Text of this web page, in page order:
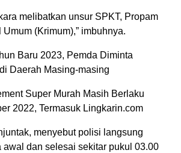
melibatkan unsur SPKT, Propam
(Krimum),” imbuhnya.
Baru 2023, Pemda Diminta
Daerah Masing-masing
Super Murah Masih Berlaku
2022, Termasuk Lingkarin.com
menyebut polisi langsung
awal dan selesai sekitar pukul 03.00